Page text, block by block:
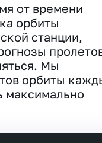
от времени
орбиты
станции,
Мы
орбиты
максимально